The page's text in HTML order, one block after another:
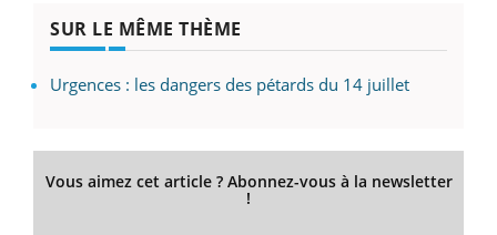
SUR LE MÊME THÈME
Urgences : les dangers des pétards du 14 juillet
Vous aimez cet article ? Abonnez-vous à la newsletter
!